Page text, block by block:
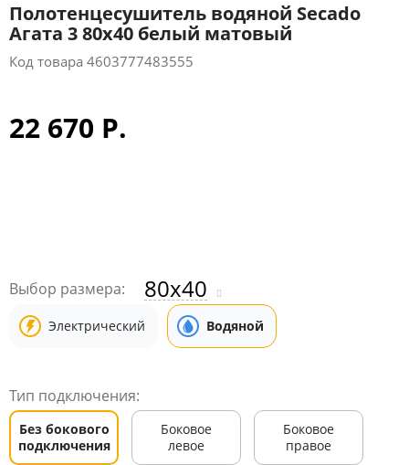
Полотенцесушитель водяной Secado
Агата 3 80x40 белый матовый
Код товара 4603777483555
22 670 Р.
Выбор размера: 80x40
Электрический Водяной
Тип подключения:
Без бокового
подключения
Боковое
левое
Боковое
правое